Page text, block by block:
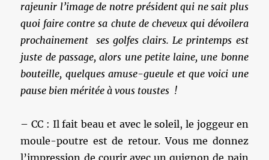
rajeunir l’image de notre président qui ne sait plus
quoi faire contre sa chute de cheveux qui dévoilera
prochainement ses golfes clairs. Le printemps est
juste de passage, alors une petite laine, une bonne
bouteille, quelques amuse-gueule et que voici une
pause bien méritée à vous toustes !
– CC : Il fait beau et avec le soleil, le joggeur en
moule-poutre est de retour. Vous me donnez